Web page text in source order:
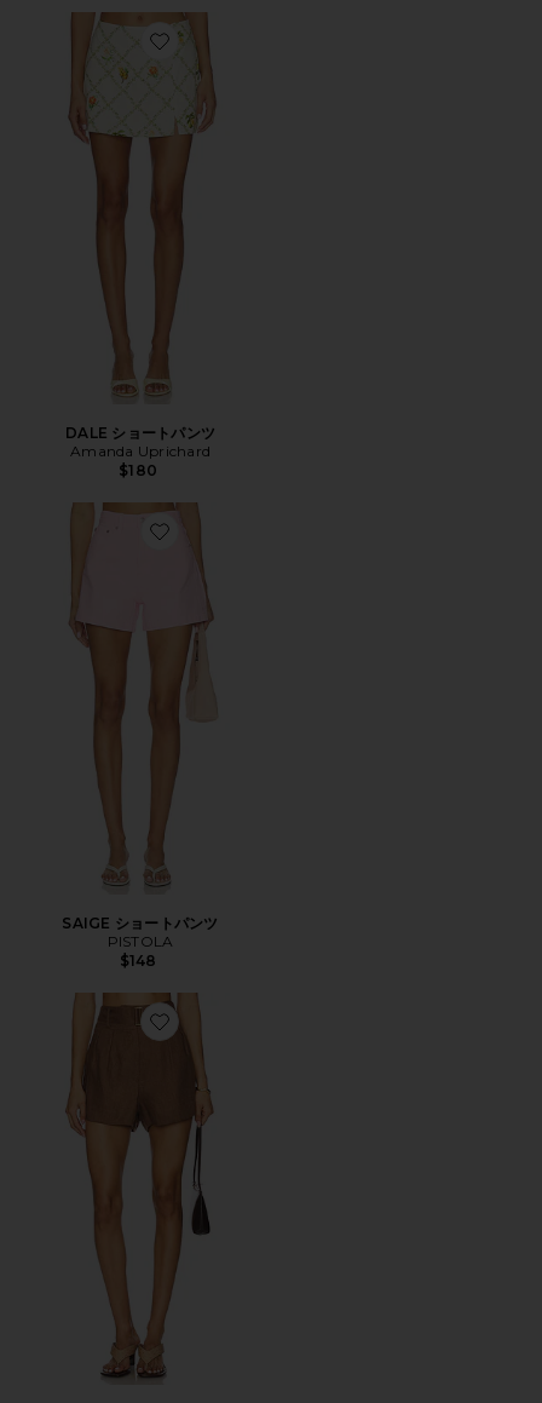
Favorite DALE ショートパンツ
DALE ショートパンツ
Amanda Uprichard
$180
Favorite SAIGE ショートパンツ
SAIGE ショートパンツ
PISTOLA
$148
Favorite ZINNA ショートパンツ